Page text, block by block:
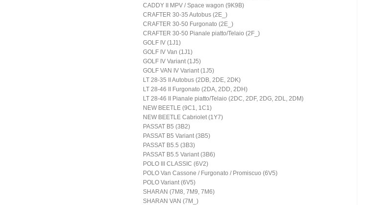
CADDY II MPV / Space wagon (9K9B)
CRAFTER 30-35 Autobus (2E_)
CRAFTER 30-50 Furgonato (2E_)
CRAFTER 30-50 Pianale piatto/Telaio (2F_)
GOLF IV (1J1)
GOLF IV Van (1J1)
GOLF IV Variant (1J5)
GOLF VAN IV Variant (1J5)
LT 28-35 II Autobus (2DB, 2DE, 2DK)
LT 28-46 II Furgonato (2DA, 2DD, 2DH)
LT 28-46 II Pianale piatto/Telaio (2DC, 2DF, 2DG, 2DL, 2DM)
NEW BEETLE (9C1, 1C1)
NEW BEETLE Cabriolet (1Y7)
PASSAT B5 (3B2)
PASSAT B5 Variant (3B5)
PASSAT B5.5 (3B3)
PASSAT B5.5 Variant (3B6)
POLO III CLASSIC (6V2)
POLO Van Cassone / Furgonato / Promiscuo (6V5)
POLO Variant (6V5)
SHARAN (7M8, 7M9, 7M6)
SHARAN VAN (7M_)